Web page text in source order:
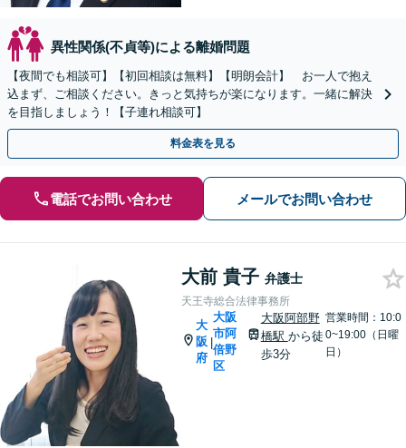
異性関係(不貞等)による離婚問題
【夜間でも相談可】【初回相談は無料】【明朗会計】 お一人で抱え
込まず、ご相談ください。きっと気持ちが楽になります。一緒に解決
を目指しましょう！【子連れ相談可】
料金表を見る
電話でお問い合わせ メールでお問い合わせ
大前 貴子 弁護士
天王寺総合法律事務所
大
阪
府
|
大阪
市阿
倍野
区
大阪阿部野
橋駅 から徒
歩3分
営業時間：10:0
0~19:00（日曜
日）